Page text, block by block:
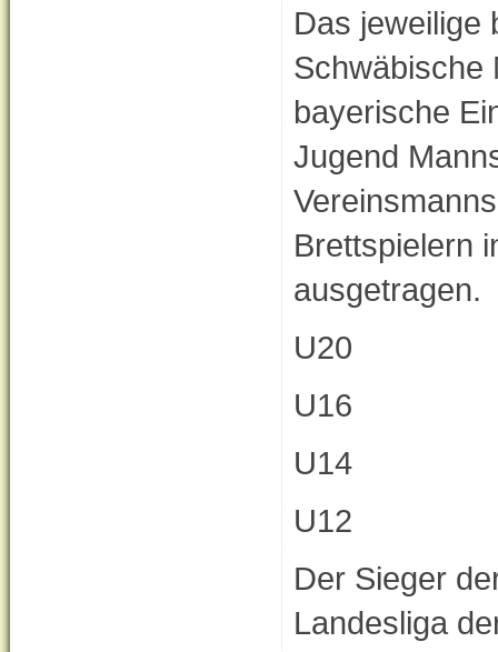
Das jeweilige
Schwäbische
bayerische
Jugend
Brettspielern
ausgetragen.
U20
U16
U14
U12
Der Sieger
Landesliga